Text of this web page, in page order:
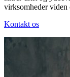
virksomheder viden
Kontakt os